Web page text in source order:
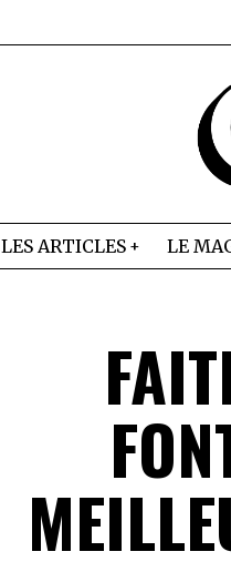
LES ARTICLES LE